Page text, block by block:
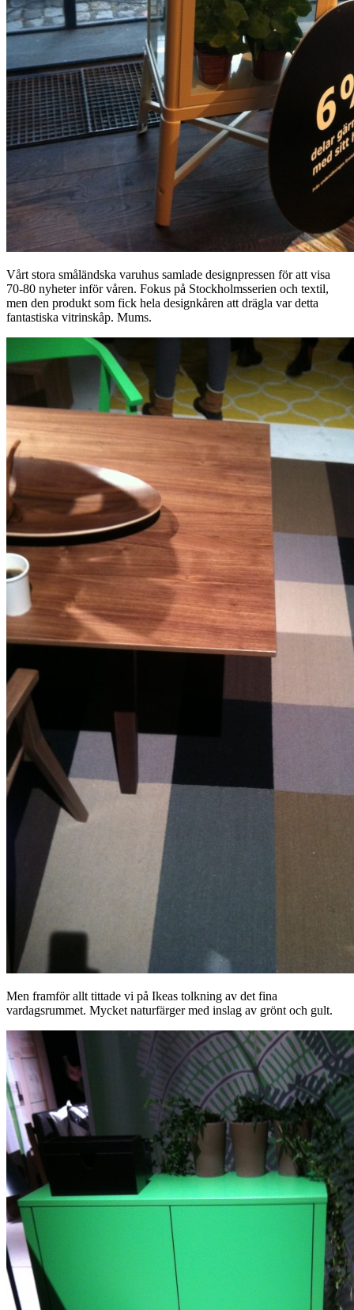
Vårt stora småländska varuhus samlade designpressen för att visa
70-80 nyheter inför våren. Fokus på Stockholmsserien och textil,
men den produkt som fick hela designkåren att drägla var detta
fantastiska vitrinskåp. Mums.
Men framför allt tittade vi på Ikeas tolkning av det fina
vardagsrummet. Mycket naturfärger med inslag av grönt och gult.